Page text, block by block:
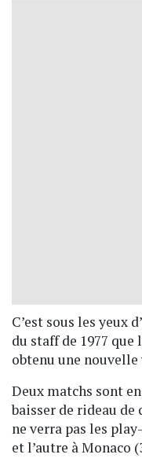
C’est sous les yeux
du staff de 1977
obtenu une
Deux matchs sont
baisser de rideau
ne verra pas les
et l’autre à Monaco